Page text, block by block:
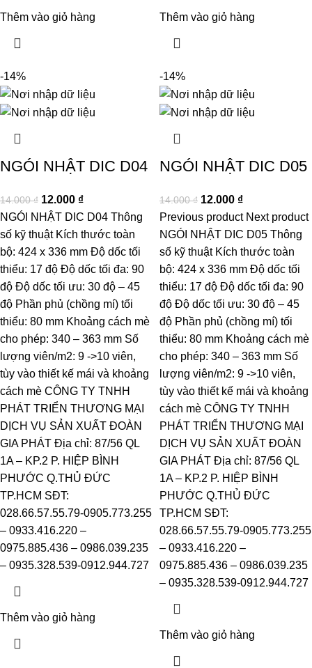
Thêm vào giỏ hàng Thêm vào giỏ hàng
-14%
NGÓI NHẬT DIC D04
14.000₫ 12.000 ₫
NGÓI NHẬT DIC D04 Thông
số kỹ thuật Kích thước toàn
bộ: 424 x 336 mm Độ dốc tối
thiểu: 17 độ Độ dốc tối đa: 90
độ Độ dốc tối ưu: 30 độ – 45
độ Phần phủ (chồng mí) tối
thiểu: 80 mm Khoảng cách mè
cho phép: 340 – 363 mm Số
lượng viên/m2: 9 ->10 viên,
tùy vào thiết kế mái và khoảng
cách mè CÔNG TY TNHH
PHÁT TRIỂN THƯƠNG MẠI
DỊCH VỤ SẢN XUẤT ĐOÀN
GIA PHÁT Địa chỉ: 87/56 QL
1A – KP.2 P. HIỆP BÌNH
PHƯỚC Q.THỦ ĐỨC
TP.HCM SĐT:
028.66.57.55.79-0905.773.255
– 0933.416.220 –
0975.885.436 – 0986.039.235
– 0935.328.539-0912.944.727
Thêm vào giỏ hàng
-14%
NGÓI NHẬT DIC D05
14.000₫ 12.000 ₫
Previous product Next product
NGÓI NHẬT DIC D05 Thông
số kỹ thuật Kích thước toàn
bộ: 424 x 336 mm Độ dốc tối
thiểu: 17 độ Độ dốc tối đa: 90
độ Độ dốc tối ưu: 30 độ – 45
độ Phần phủ (chồng mí) tối
thiểu: 80 mm Khoảng cách mè
cho phép: 340 – 363 mm Số
lượng viên/m2: 9 ->10 viên,
tùy vào thiết kế mái và khoảng
cách mè CÔNG TY TNHH
PHÁT TRIỂN THƯƠNG MẠI
DỊCH VỤ SẢN XUẤT ĐOÀN
GIA PHÁT Địa chỉ: 87/56 QL
1A – KP.2 P. HIỆP BÌNH
PHƯỚC Q.THỦ ĐỨC
TP.HCM SĐT:
028.66.57.55.79-0905.773.255
– 0933.416.220 –
0975.885.436 – 0986.039.235
– 0935.328.539-0912.944.727
Thêm vào giỏ hàng